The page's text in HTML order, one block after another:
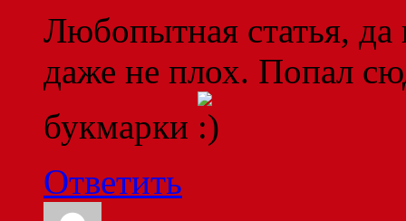
Любопытная статья,
даже не плох. Попал
букмарки
Ответить